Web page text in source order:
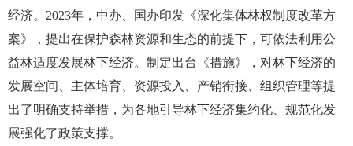
经济。2023年，中办、国办印发《深化集体林权制度改革方
案》，提出在保护森林资源和生态的前提下，可依法利用公
益林适度发展林下经济。制定出台《措施》，对林下经济的
发展空间、主体培育、资源投入、产销衔接、组织管理等提
出了明确支持举措，为各地引导林下经济集约化、规范化发
展强化了政策支撑。